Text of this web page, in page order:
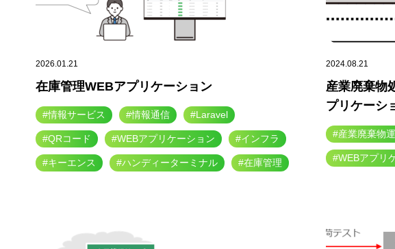
2026.01.21
在庫管理WEBアプリケーション
#情報サービス #情報通信 #Laravel
#QRコード #WEBアプリケーション #インフラ
#キーエンス #ハンディーターミナル #在庫管理
2024.08.21
産業廃棄物
プリケーシ
#産業廃棄物
#WEBアプリ